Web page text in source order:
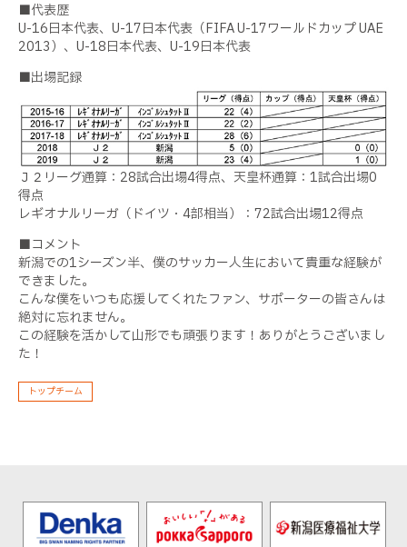
■代表歴
U-16日本代表、U-17日本代表（FIFA U-17ワールドカップ UAE
2013）、U-18日本代表、U-19日本代表
■出場記録
Ｊ２リーグ通算：28試合出場4得点、天皇杯通算：1試合出場0
得点
レギオナルリーガ（ドイツ・4部相当）：72試合出場12得点
■コメント
新潟での1シーズン半、僕のサッカー人生において貴重な経験が
できました。
こんな僕をいつも応援してくれたファン、サポーターの皆さんは
絶対に忘れません。
この経験を活かして山形でも頑張ります！ありがとうございまし
た！
トップチーム